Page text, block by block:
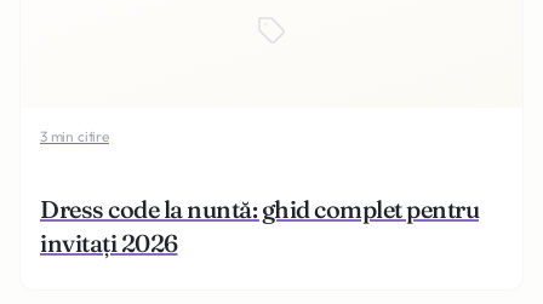
3 min citire
Dress code la nuntă: ghid complet pentru
invitați 2026